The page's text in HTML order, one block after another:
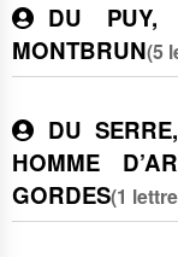
DU PUY,
MONTBRUN(5
DU
HOMME
GORDES(1